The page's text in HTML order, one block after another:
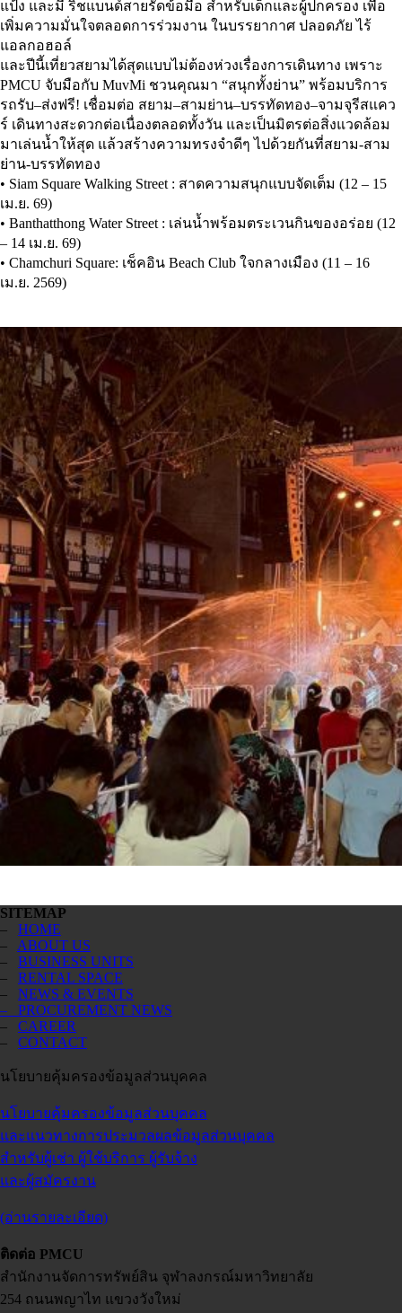
แป้ง และมี ริชแบนด์สายรัดข้อมือ สำหรับเด็กและผู้ปกครอง เพื่อ
เพิ่มความมั่นใจตลอดการร่วมงาน ในบรรยากาศ ปลอดภัย ไร้
แอลกอฮอล์
และปีนี้เที่ยวสยามได้สุดแบบไม่ต้องห่วงเรื่องการเดินทาง เพราะ
PMCU จับมือกับ MuvMi ชวนคุณมา “สนุกทั้งย่าน” พร้อมบริการ
รถรับ–ส่งฟรี! เชื่อมต่อ สยาม–สามย่าน–บรรทัดทอง–จามจุรีสแคว
ร์ เดินทางสะดวกต่อเนื่องตลอดทั้งวัน และเป็นมิตรต่อสิ่งแวดล้อม
มาเล่นน้ำให้สุด แล้วสร้างความทรงจำดีๆ ไปด้วยกันที่สยาม-สาม
ย่าน-บรรทัดทอง
• Siam Square Walking Street : สาดความสนุกแบบจัดเต็ม (12 – 15
เม.ย. 69)
• Banthatthong Water Street : เล่นน้ำพร้อมตระเวนกินของอร่อย (12
– 14 เม.ย. 69)
• Chamchuri Square: เช็คอิน Beach Club ใจกลางเมือง (11 – 16
เม.ย. 2569)
SITEMAP
– HOME
– ABOUT US
– BUSINESS UNITS
– RENTAL SPACE
– NEWS & EVENTS
– PROCUREMENT NEWS
– CAREER
– CONTACT
นโยบายคุ้มครองข้อมูลส่วนบุคคล
นโยบายคุ้มครองข้อมูลส่วนบุคคล
และแนวทางการประมวลผลข้อมูลส่วนบุคคล
สำหรับผู้เช่า ผู้ใช้บริการ ผู้รับจ้าง
และผู้สมัครงาน
(อ่านรายละเอียด)
ติดต่อ PMCU
สำนักงานจัดการทรัพย์สิน จุฬาลงกรณ์มหาวิทยาลัย
254 ถนนพญาไท แขวงวังใหม่